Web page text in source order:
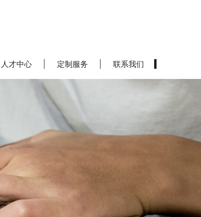
人才中心 定制服务 联系我们